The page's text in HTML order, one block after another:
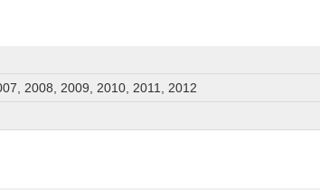
2008, 2009, 2010, 2011, 2012